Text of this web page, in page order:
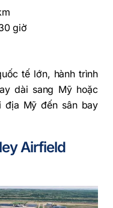
giờ
tế lớn, hành trình
dài sang Mỹ hoặc
địa Mỹ đến sân bay
Airfield